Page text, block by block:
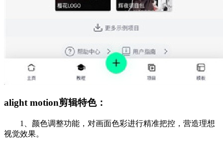
alight motion剪辑特色：
1、颜色调整功能，对画面色彩进行精准把控，营造理想
视觉效果。